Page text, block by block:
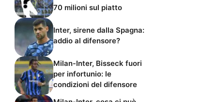
70 milioni sul piatto
Inter, sirene dalla Spagna:
addio al difensore?
Milan-Inter, Bisseck fuori
per infortunio: le
condizioni del difensore